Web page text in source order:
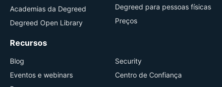
Academias da Degreed
Degreed Open Library
Degreed para pessoas físicas
Preços
Recursos
Blog
Eventos e webinars
Security
Centro de Confiança